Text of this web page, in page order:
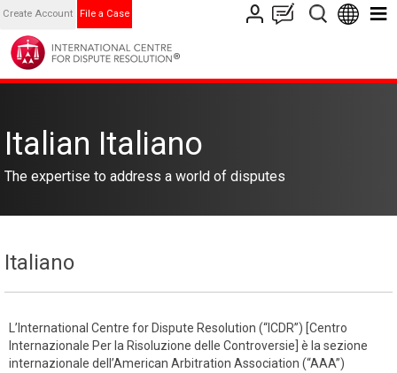
Create Account File a Case
Italian Italiano
The expertise to address a world of disputes
Italiano
L’International Centre for Dispute Resolution (“ICDR”) [Centro
Internazionale Per la Risoluzione delle Controversie] è la sezione
internazionale dell’American Arbitration Association (“AAA”)